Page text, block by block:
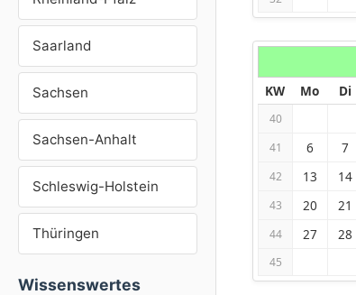
Saarland
Sachsen
Sachsen-Anhalt
Schleswig-Holstein
Thüringen
Wissenswertes
KW
Mo Di
40
41 6 7
42 13 14
43 20 21
44 27 28
45